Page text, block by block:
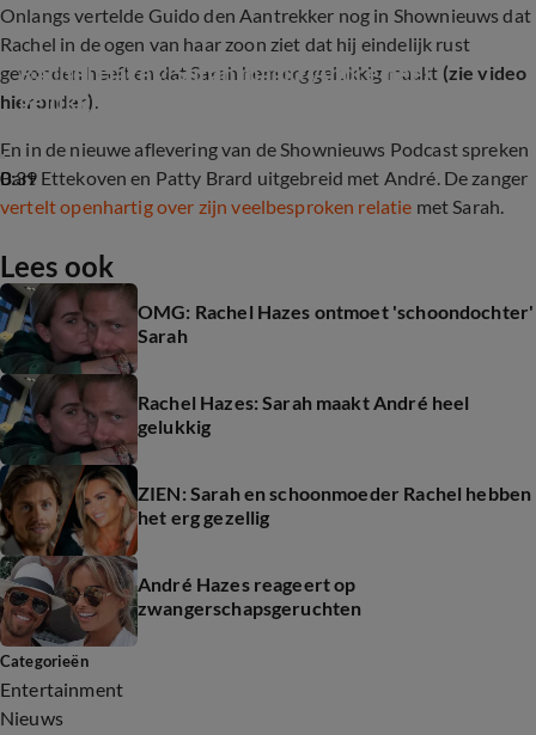
Onlangs vertelde Guido den Aantrekker nog in Shownieuws dat
Rachel in de ogen van haar zoon ziet dat hij eindelijk rust
gevonden heeft en dat Sarah hem erg gelukkig maakt (zie video
hieronder).
0:39
Rachel Hazes: Sarah maakt André heel
gelukkig
En in de nieuwe aflevering van de Shownieuws Podcast spreken
Bart Ettekoven en Patty Brard uitgebreid met André. De zanger
vertelt openhartig over zijn veelbesproken relatie met Sarah.
Lees ook
OMG: Rachel Hazes ontmoet 'schoondochter'
Sarah
Rachel Hazes: Sarah maakt André heel
gelukkig
ZIEN: Sarah en schoonmoeder Rachel hebben
het erg gezellig
André Hazes reageert op
zwangerschapsgeruchten
Categorieën
Entertainment
Nieuws